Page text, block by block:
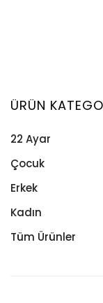
ÜRÜN
22 Ayar
Çocuk
Kelepçe
Kolye
Künye
Erkek
Kelepçe
Künye
Kadın
Bileklik
Tüm Ürünler